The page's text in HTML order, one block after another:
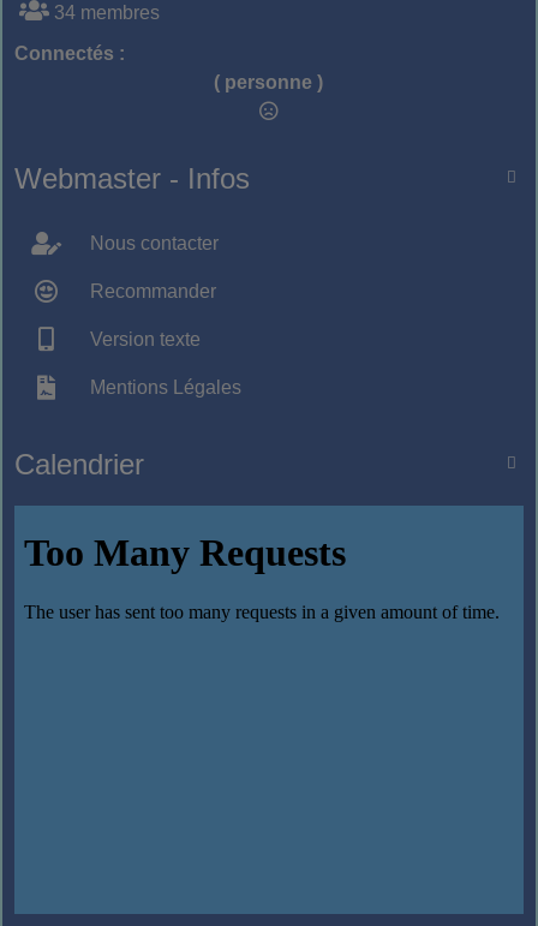
34 membres
Connectés :
( personne )

Webmaster - Infos
Nous contacter
Recommander
Version texte
Mentions Légales

Calendrier